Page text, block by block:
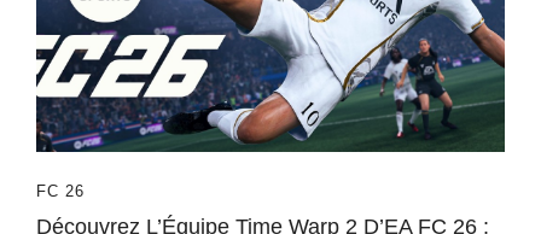
FC 26
Découvrez L’Équipe Time Warp 2 D’EA FC 26 :